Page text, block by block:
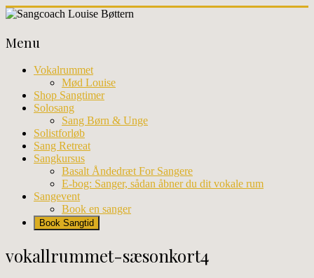
Skip
content
Louise
Bøttern
Professionel
sangundervisning
workhops
København
Menu
Vokalrummet
Mød Louise
Shop Sangtimer
Solosang
Sang Børn & Unge
Solistforløb
Sang Retreat
Sangkursus
Basalt Åndedræt For Sangere
E-bog: Sanger, sådan åbner du dit vokale rum
Sangevent
Book en sanger
Book Sangtid
vokallrummet-sæsonkort4